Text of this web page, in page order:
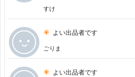
すけ
よい出品者です
ごりま
よい出品者です